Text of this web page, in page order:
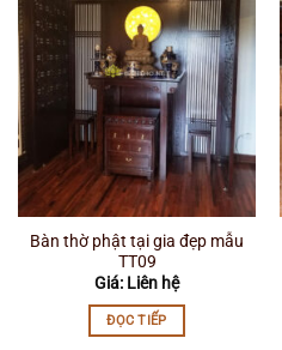
Bàn thờ phật tại gia đẹp mẫu
TT09
Giá: Liên hệ
ĐỌC TIẾP